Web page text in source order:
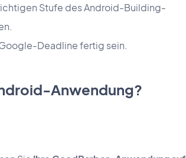
Stufe des Android-Building-
Deadline fertig sein.
Anwendung?